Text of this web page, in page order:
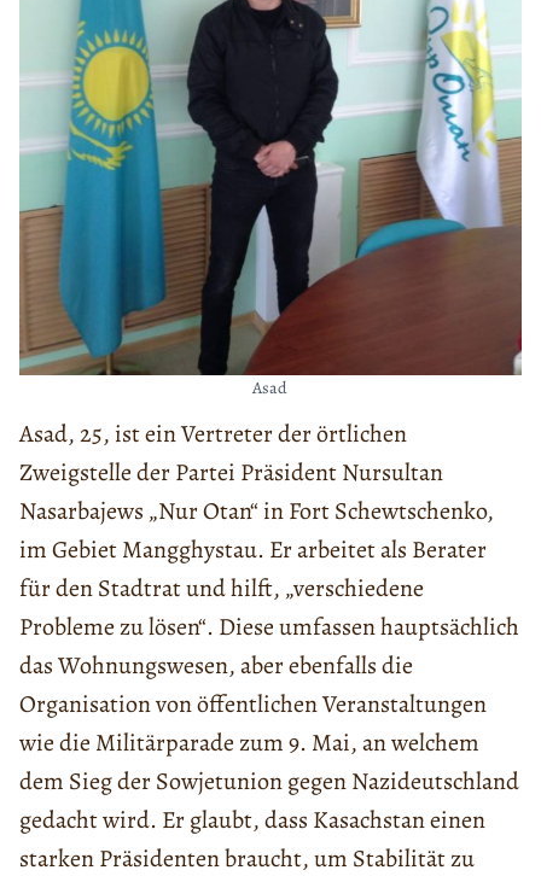
Asad
Asad, 25, ist ein Vertreter der örtlichen
Zweigstelle der Partei Präsident Nursultan
Nasarbajews „Nur Otan“ in Fort Schewtschenko,
im Gebiet Mangghystau. Er arbeitet als Berater
für den Stadtrat und hilft, „verschiedene
Probleme zu lösen“. Diese umfassen hauptsächlich
das Wohnungswesen, aber ebenfalls die
Organisation von öffentlichen Veranstaltungen
wie die Militärparade zum 9. Mai, an welchem
dem Sieg der Sowjetunion gegen Nazideutschland
gedacht wird. Er glaubt, dass Kasachstan einen
starken Präsidenten braucht, um Stabilität zu